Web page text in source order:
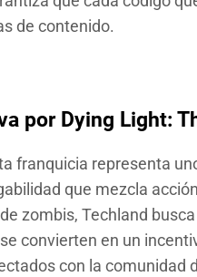
de contenido.
por Dying Light:
franquicia representa
que mezcla
zombis, Techland
convierten en un
con la comunidad